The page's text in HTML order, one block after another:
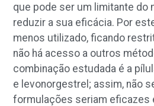
que pode ser um limitante do
reduzir a sua eficácia. Por
menos utilizado, ficando
não há acesso a outros
combinação estudada é a
e levonorgestrel; assim, não
formulações seriam eficazes